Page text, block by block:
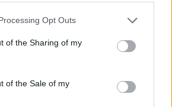
Opt Outs
of the Sharing of my
of the Sale of my